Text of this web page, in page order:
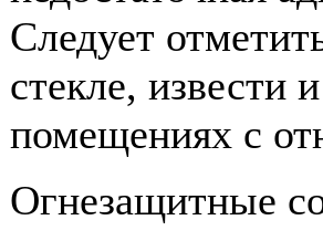
Следует
стекле, извести
помещениях с
Огнезащитные